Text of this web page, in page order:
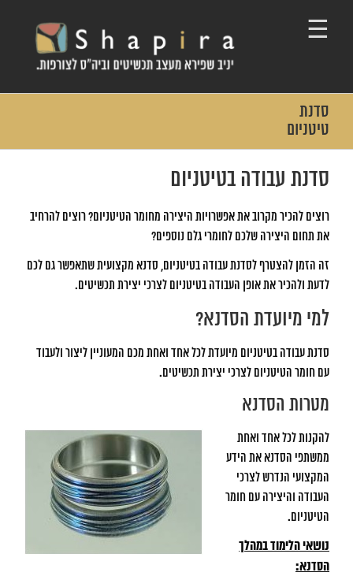
סדנת
טיטניום
סדנת עבודה בטיטניום
רוצים להכיר מקרוב את אפשרויות היצירה מחומר הטיטניום? רוצים להרחיב
את תחום היצירה שלכם לחומרי גלם נוספים?
זה הזמן להצטרף לסדנת עבודה בטיטניום, סדנא מקצועית שתאפשר גם לכם
לדעת ולהכיר את אופן העבודה בטיטניום לצרכי יצירת תכשיטים.
למי מיועדת הסדנא?
סדנת עבודה בטיטניום מיועדת לכל אחד ואחת מכם המעוניין ליצור ולעבוד
עם חומר הטיטניום לצרכי יצירת תכשיטים.
מטרות הסדנא
להקנות לכל אחד ואחת
ממשתפי הסדנא את הידע
המקצועי הנדרש לצרכי
העבודה והיצירה עם חומר
הטיטניום.
נושאי הלימוד במהלך
הסדנא: